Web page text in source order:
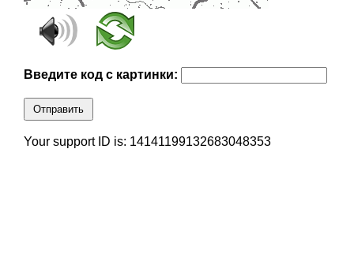
Введите код с картинки:
Отправить
Your support ID is: 14141199132683048353